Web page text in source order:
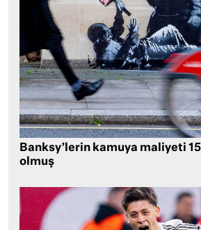
Banksy’lerin kamuya maliyeti
olmuş